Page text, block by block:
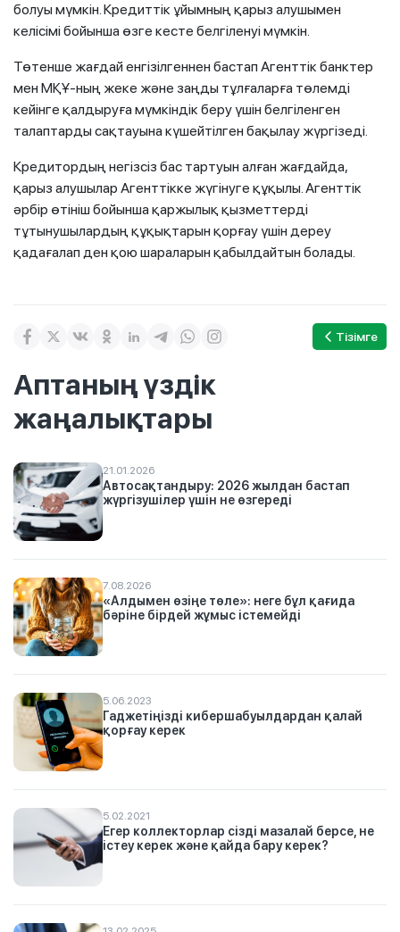
болуы мүмкін. Кредиттік ұйымның қарыз алушымен
келісімі бойынша өзге кесте белгіленуі мүмкін.
Төтенше жағдай енгізілгеннен бастап Агенттік банктер
мен МҚҰ-ның жеке және заңды тұлғаларға төлемді
кейінге қалдыруға мүмкіндік беру үшін белгіленген
талаптарды сақтауына күшейтілген бақылау жүргізеді.
Кредитордың негізсіз бас тартуын алған жағдайда,
қарыз алушылар Агенттікке жүгінуге құқылы. Агенттік
әрбір өтініш бойынша қаржылық қызметтерді
тұтынушылардың құқықтарын қорғау үшін дереу
қадағалап ден қою шараларын қабылдайтын болады.
Тізімге
Аптаның үздік
жаңалықтары
21.01.2026
Автосақтандыру: 2026 жылдан бастап
жүргізушілер үшін не өзгереді
7.08.2026
«Алдымен өзіңе төле»: неге бұл қағида
бәріне бірдей жұмыс істемейді
5.06.2023
Гаджетіңізді кибершабуылдардан қалай
қорғау керек
5.02.2021
Егер коллекторлар сізді мазалай берсе, не
істеу керек және қайда бару керек?